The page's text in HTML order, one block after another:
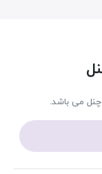
می باشد.